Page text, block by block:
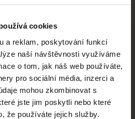
cookies
a reklam, poskytování funkcí
naší návštěvnosti využíváme
o tom, jak náš web používáte,
pro sociální média, inzerci a
mohou zkombinovat s
jste jim poskytli nebo které
že používáte jejich služby.
kino
filmy
týden
tvůrčí spolupráce 7 klíčových evropských
sdružených do Doc Alliance. Naším cílem je
filmu, propagovat jeho rozmanitost a